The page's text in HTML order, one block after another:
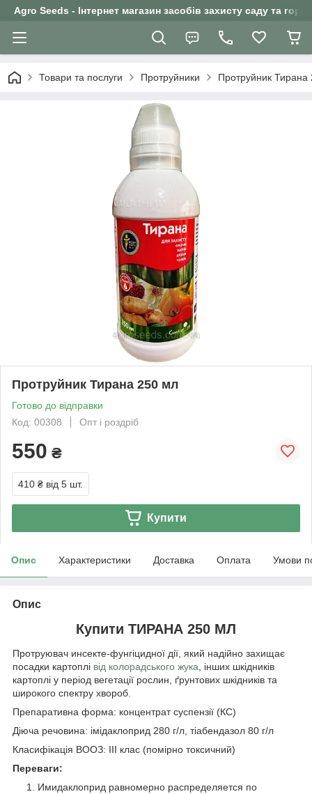
Agro Seeds - Інтернет магазин засобів захисту саду та
Товари та послуги Протруйники Протруйник Тирана
Протруйник Тирана 250 мл
Готово до відправки
Код: 00308
Опт і роздріб
550 ₴
410 ₴ від 5 шт.
Купити
Опис Характеристики Доставка Оплата Умови
Опис
Купити ТИРАНА 250 МЛ
Протруювач инсекте-фунгіцидної дії, який надійно захищає
посадки картоплі від колорадського жука, інших шкідників
картоплі у період вегетації рослин, ґрунтових шкідників та
широкого спектру хвороб.
Препаративна форма: концентрат суспензії (КС)
Діюча речовина: імідаклоприд 280 г/л, тіабендазол 80 г/л
Класифікація ВООЗ: ІІІ клас (помірно токсичний)
Переваги:
Имидаклоприд равномерно распределяется по